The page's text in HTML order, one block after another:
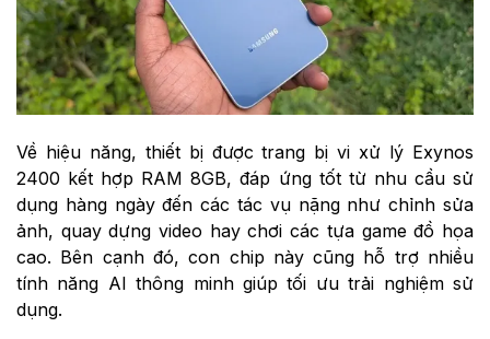
Về hiệu năng, thiết bị được trang bị vi xử lý Exynos
2400 kết hợp RAM 8GB, đáp ứng tốt từ nhu cầu sử
dụng hàng ngày đến các tác vụ nặng như chỉnh sửa
ảnh, quay dựng video hay chơi các tựa game đồ họa
cao. Bên cạnh đó, con chip này cũng hỗ trợ nhiều
tính năng AI thông minh giúp tối ưu trải nghiệm sử
dụng.